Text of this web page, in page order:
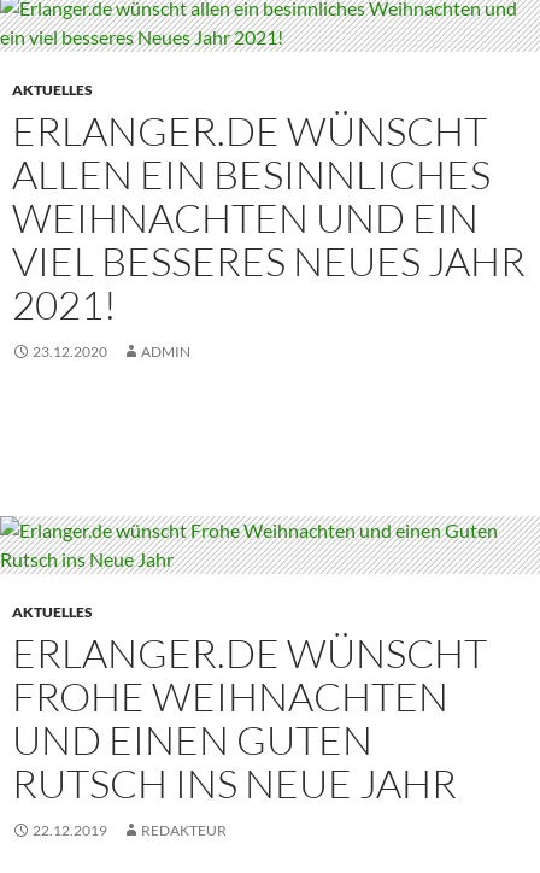
AKTUELLES
ERLANGER.DE WÜNSCHT
ALLEN EIN BESINNLICHES
WEIHNACHTEN UND EIN
VIEL BESSERES NEUES JAHR
2021!
23.12.2020 ADMIN
AKTUELLES
ERLANGER.DE WÜNSCHT
FROHE WEIHNACHTEN
UND EINEN GUTEN
RUTSCH INS NEUE JAHR
22.12.2019 REDAKTEUR